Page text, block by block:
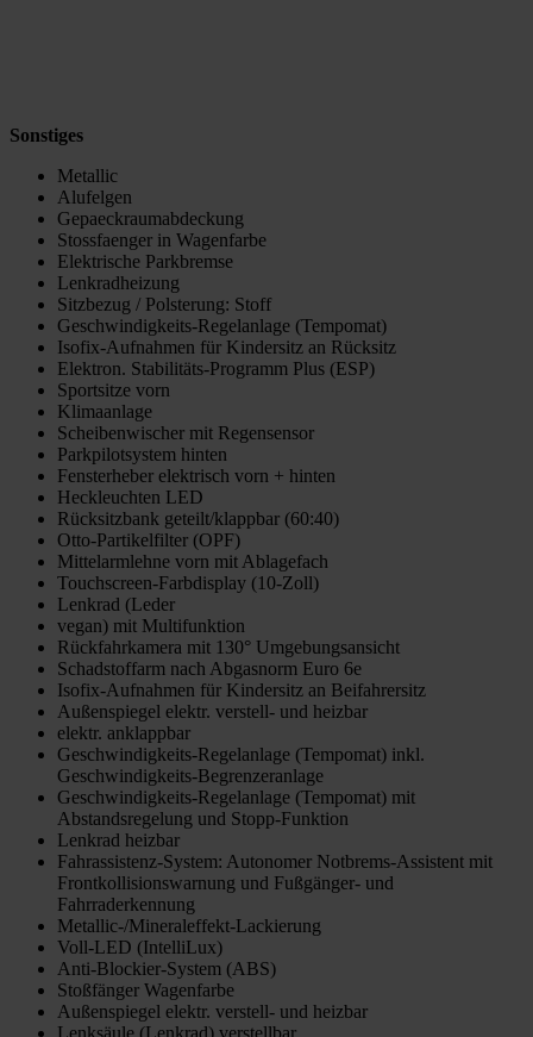
Sonstiges
Metallic
Alufelgen
Gepaeckraumabdeckung
Stossfaenger in Wagenfarbe
Elektrische Parkbremse
Lenkradheizung
Sitzbezug / Polsterung: Stoff
Geschwindigkeits-Regelanlage (Tempomat)
Isofix-Aufnahmen für Kindersitz an Rücksitz
Elektron. Stabilitäts-Programm Plus (ESP)
Sportsitze vorn
Klimaanlage
Scheibenwischer mit Regensensor
Parkpilotsystem hinten
Fensterheber elektrisch vorn + hinten
Heckleuchten LED
Rücksitzbank geteilt/klappbar (60:40)
Otto-Partikelfilter (OPF)
Mittelarmlehne vorn mit Ablagefach
Touchscreen-Farbdisplay (10-Zoll)
Lenkrad (Leder
vegan) mit Multifunktion
Rückfahrkamera mit 130° Umgebungsansicht
Schadstoffarm nach Abgasnorm Euro 6e
Isofix-Aufnahmen für Kindersitz an Beifahrersitz
Außenspiegel elektr. verstell- und heizbar
elektr. anklappbar
Geschwindigkeits-Regelanlage (Tempomat) inkl.
Geschwindigkeits-Begrenzeranlage
Geschwindigkeits-Regelanlage (Tempomat) mit
Abstandsregelung und Stopp-Funktion
Lenkrad heizbar
Fahrassistenz-System: Autonomer Notbrems-Assistent mit
Frontkollisionswarnung und Fußgänger- und
Fahrraderkennung
Metallic-/Mineraleffekt-Lackierung
Voll-LED (IntelliLux)
Anti-Blockier-System (ABS)
Stoßfänger Wagenfarbe
Außenspiegel elektr. verstell- und heizbar
Lenksäule (Lenkrad) verstellbar